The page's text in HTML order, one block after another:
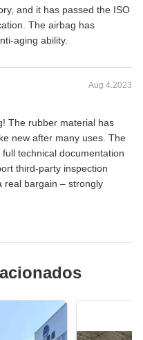
and it has passed the ISO
The airbag has
aging ability.
Aug 4.2023
The rubber material has
new after many uses. The
technical documentation
third‑party inspection
real bargain – strongly